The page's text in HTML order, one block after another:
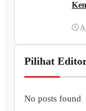
Pilihat
No posts found